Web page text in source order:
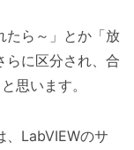
たら～」とか「放
らに区分され、合
思います。
、LabVIEWのサ